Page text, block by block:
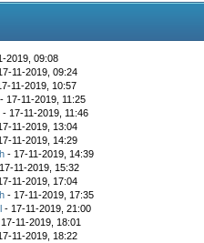
2019, 09:08
11-2019, 09:24
11-2019, 10:57
- 17-11-2019, 11:25
- 17-11-2019, 11:46
11-2019, 13:04
11-2019, 14:29
- 17-11-2019, 14:39
11-2019, 15:32
11-2019, 17:04
- 17-11-2019, 17:35
- 17-11-2019, 21:00
11-2019, 18:01
11-2019, 18:22